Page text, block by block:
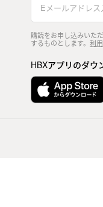
購読をお申し込みいた
するものとします。 利
HBXアプリのダウ